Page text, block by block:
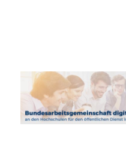
digitale Lehre